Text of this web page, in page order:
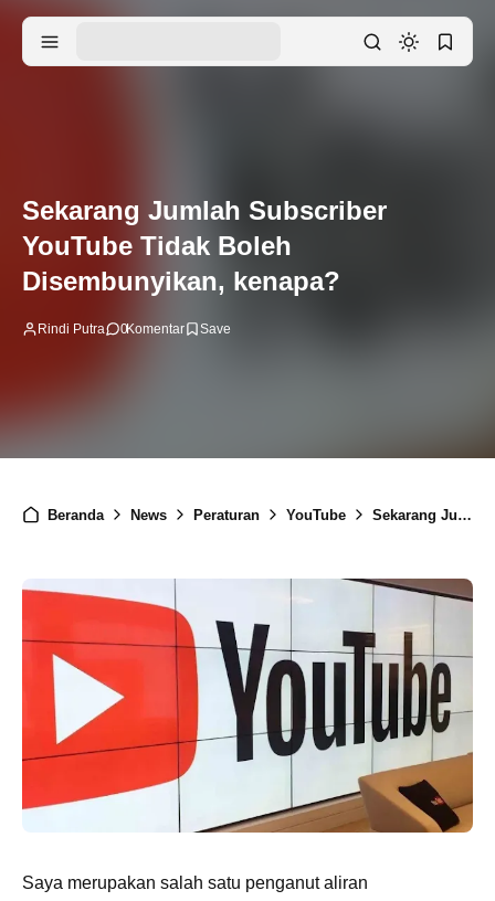
Sekarang Jumlah Subscriber
YouTube Tidak Boleh
Disembunyikan, kenapa?
Rindi Putra 0Komentar
Beranda News Peraturan YouTube Sekarang Jumlah Subscriber YouTube Tidak Boleh Disembunyikan, kenapa?
Saya merupakan salah satu penganut aliran